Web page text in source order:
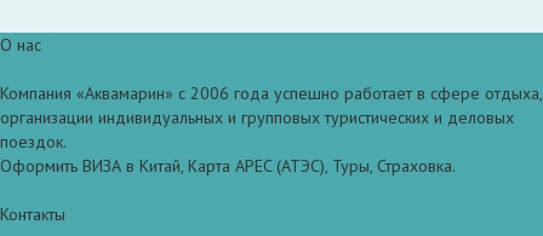
О нас
Компания «Аквамарин» с 2006 года успешно работает в сфере отдыха,
организации индивидуальных и групповых туристических и деловых
поездок.
Оформить ВИЗА в Китай, Карта APEC (АТЭС), Туры, Страховка.
Контакты